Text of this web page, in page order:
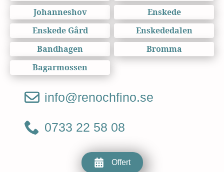
Johanneshov
Enskede
Enskede Gård
Enskededalen
Bandhagen
Bromma
Bagarmossen
info@renochfino.se
0733 22 58 08
Offert